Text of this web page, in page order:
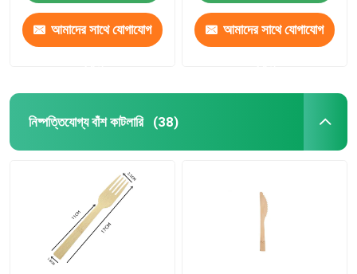
আমাদের সাথে যোগাযোগ আমাদের সাথে যোগাযোগ
নিষ্পত্তিযোগ্য বাঁশ কাটলারি (38)